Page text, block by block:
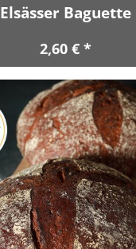
Elsässer Baguette
2,60 € *